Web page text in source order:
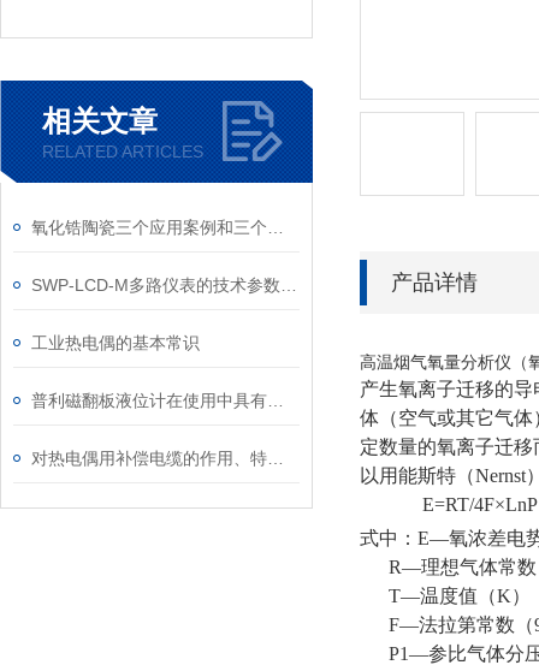
相关文章
RELATED ARTICLES
工业热电偶的基本常识
产品详情
高温烟气氧量分析仪（
产生氧离子迁移的
体（空气或其它气
定数量的氧离子迁
以用能斯特（Nernst
E=RT/4F×LnP
式中：E—氧浓差电
R—理想气体常数
T—温度值（K）
F—法拉第常数（
P1—参比气体分